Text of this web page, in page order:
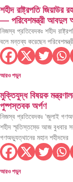
শহীদ রাষ্ট্রপতি জিয়াউর
— পরিবেশমন্ত্রী আবদুল
নিজস্ব প্রতিবেদকঃ শহীদ
বলে মন্তব্য করেছেন
আরও পড়ুন
মুক্তিযুদ্ধ বিষয়ক
পুষ্পস্তবক অর্পণ
নিজস্ব প্রতিবেদকঃ ‘জুলাই
শহীদ স্মৃতিস্তম্ভে আজ বুধবার
গণঅভ্যুত্থানের মহান শহীদদের
আরও পড়ুন